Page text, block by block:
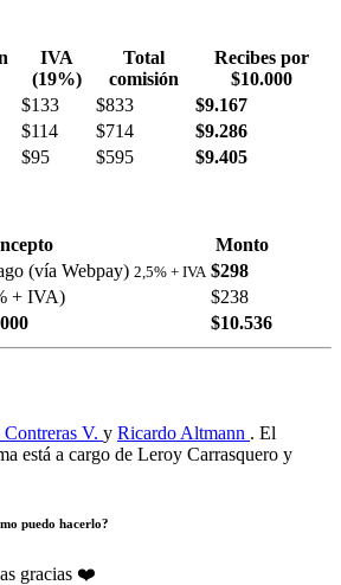
IVA
(19%)
Total
comisión
Recibes por
$10.000
$133 $833
$9.167
$114 $714
$9.286
$95 $595 $9.405
Monto
(vía Webpay) 2,5% + IVA $298
+ IVA)
$238
$10.536
V. y Ricardo Altmann . El
está a cargo de Leroy Carrasquero y
puedo hacerlo?
gracias ❤️